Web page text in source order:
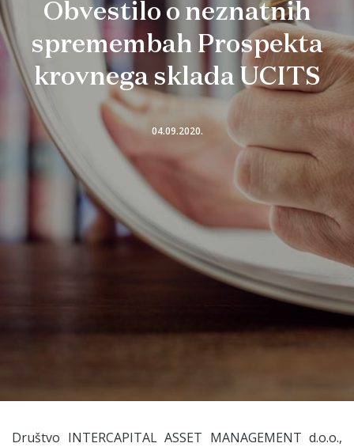
Obvestilo o neznatnih
spremembah Prospekta
krovnega sklada UCITS
04.09.2020.
Društvo INTERCAPITAL ASSET MANAGEMENT d.o.o.,